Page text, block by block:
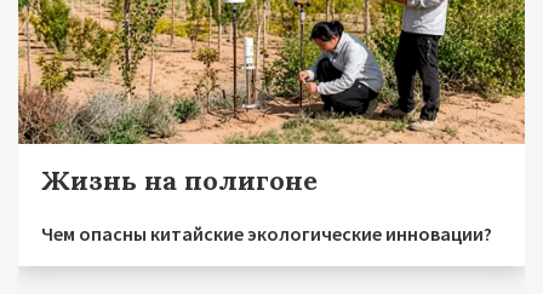
Жизнь на полигоне
Чем опасны китайские экологические инновации?